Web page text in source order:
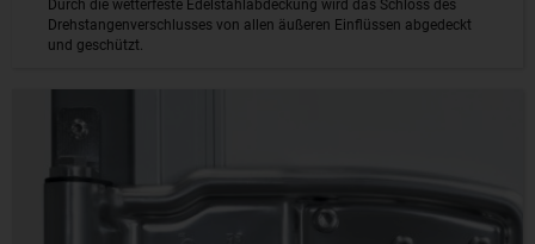
Durch die wetterfeste Edelstahlabdeckung wird das Schloss des
Drehstangenverschlusses von allen äußeren Einflüssen abgedeckt
und geschützt.